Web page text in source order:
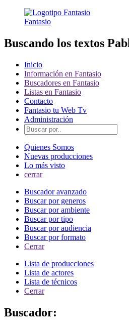
Fantasio
Buscando los textos
Inicio
Información en Fantasio
Buscadores en Fantasio
Listas en Fantasio
Contacto
Fantasio tu Web Tv
Administración
Quienes Somos
Nuevas producciones
Lo más visto
cerrar
Buscador avanzado
Buscar por generos
Buscar por ambiente
Buscar por tipo
Buscar por audiencia
Buscar por formato
Cerrar
Lista de producciones
Lista de actores
Lista de técnicos
Cerrar
Buscador: